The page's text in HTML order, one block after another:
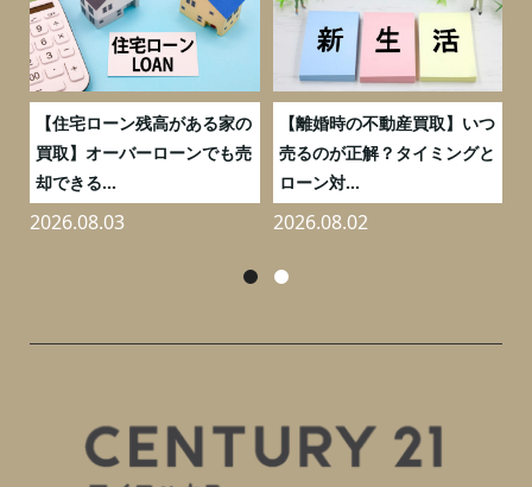
【住宅ローン残高がある家の
買取】オーバーローンでも売
却できる...
2026.08.03
【離婚時の不動産買取】いつ
売るのが正解？タイミングと
ローン対...
2026.08.02